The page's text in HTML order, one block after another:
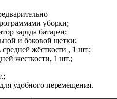
уборки;
заряда батареи;
и боковой щетки;
жёсткости , 1 шт.;
жесткости, 1 шт.;
удобного перемещения.